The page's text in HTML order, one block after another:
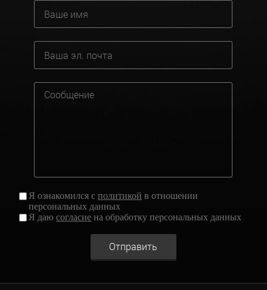
Я ознакомился сполитикой в отношении
персональных данных
Я даюсогласие на обработку персональных данных
Отправить